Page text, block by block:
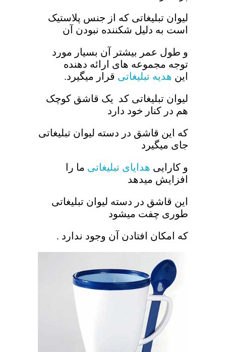
لیوان تبلیغاتی که از جنس پلاستیک
است به دلیل شکننده نبودن آن
و طول عمر بیشتر آن بسیار مورد
توجه مجموعه های ارائه دهنده
این هدیه تبلیغاتی قرار میگیرد.
لیوان تبلیغاتی کد یک قاشق کوچک
هم در کنار خود دارد
که این قاشق در دسته لیوان تبلیغاتی
جای میگیرد
و کارایی هدایای تبلیغاتی ما را
افزایش میدهد
این قاشق در دسته لیوان تبلیغاتی
طوری چفت میشود
که امکان افتادن آن وجود ندارد .